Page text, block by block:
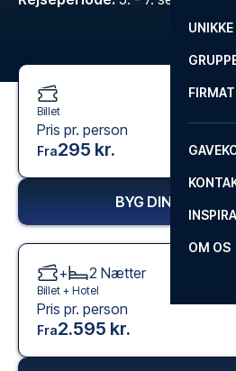
UNIKKE
OM OS
Billet
Pris pr. person
Fra295 kr.
BYG DIN
+ 2 Nætter
Billet + Hotel
Pris pr. person
Fra2.595 kr.